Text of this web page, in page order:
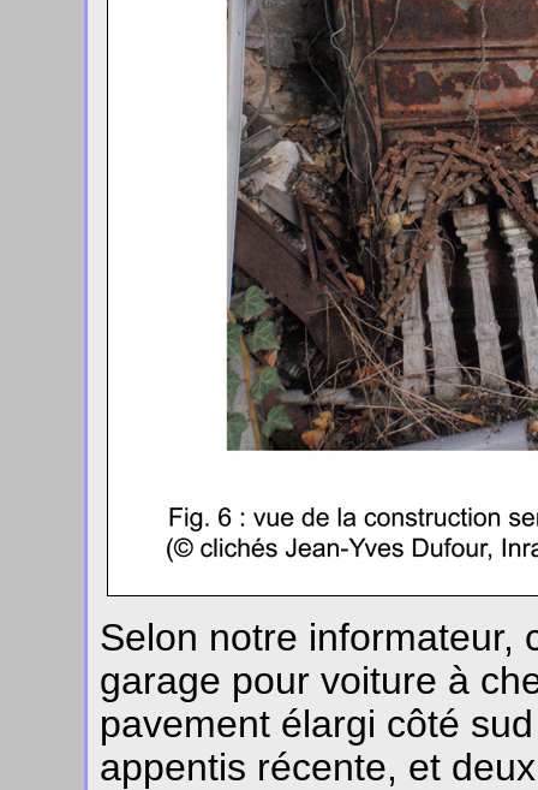
Selon notre informateur,
garage pour voiture à
pavement élargi côté
appentis récente, et